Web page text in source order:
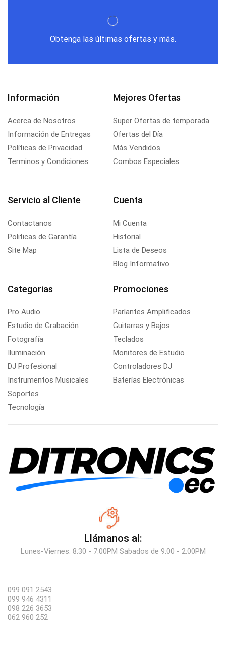
Obtenga las últimas ofertas y más.
Información
Acerca de Nosotros
Información de Entregas
Políticas de Privacidad
Terminos y Condiciones
Mejores Ofertas
Super Ofertas de temporada
Ofertas del Día
Más Vendidos
Combos Especiales
Servicio al Cliente
Contactanos
Politicas de Garantía
Site Map
Cuenta
Mi Cuenta
Historial
Lista de Deseos
Blog Informativo
Categorias
Pro Audio
Estudio de Grabación
Fotografía
Iluminación
DJ Profesional
Instrumentos Musicales
Soportes
Tecnología
Promociones
Parlantes Amplificados
Guitarras y Bajos
Teclados
Monitores de Estudio
Controladores DJ
Baterías Electrónicas
Llámanos al:
Lunes-Viernes: 8:30 - 7:00PM Sabados de 9:00 - 2:00PM
099 091 2543
099 946 4311
098 226 3653
062 960 252